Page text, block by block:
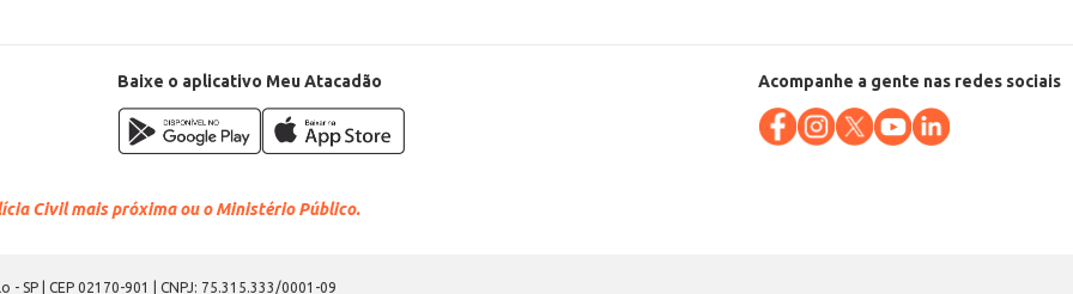
Baixe o aplicativo Meu Atacadão Acompanhe a gente nas redes sociais
Civil mais próxima ou o Ministério Público.
SP | CEP 02170-901 | CNPJ: 75.315.333/0001-09